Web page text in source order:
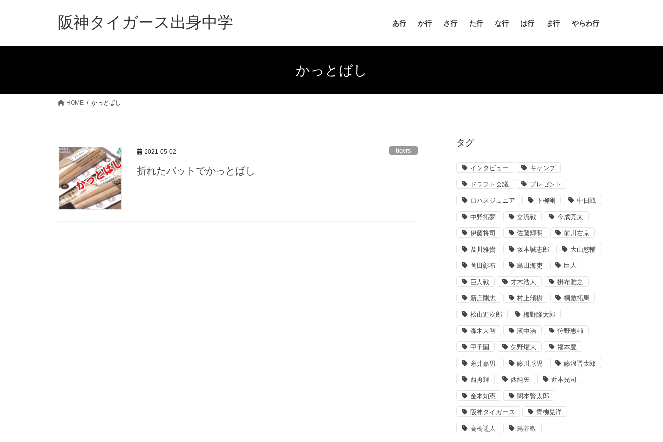
阪神タイガース出身中学 あ行 か行 さ行 た行 な行 は行 ま行 やらわ行
かっとばし
HOME かっとばし
2021-05-02 tigers
折れたバットでかっとばし
タグ
インタビュー キャンプ
ドラフト会議 プレゼント
ロハスジュニア 下柳剛 中日戦
中野拓夢 交流戦 今成亮太
伊藤将司 佐藤輝明 前川右京
及川雅貴 坂本誠志郎 大山悠輔
岡田彰布 島田海吏 巨人
巨人戦 才木浩人 掛布雅之
新庄剛志 村上頌樹 桐敷拓馬
桧山進次郎 梅野隆太郎
森木大智 濱中治 狩野恵輔
甲子園 矢野燿大 福本豊
糸井嘉男 藤川球児 藤浪晋太郎
西勇輝 西純矢 近本光司
金本知憲 関本賢太郎
阪神タイガース 青柳晃洋
高橋遥人 鳥谷敬